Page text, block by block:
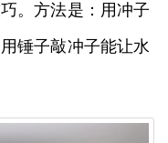
。方法是：用冲子
锤子敲冲子能让水